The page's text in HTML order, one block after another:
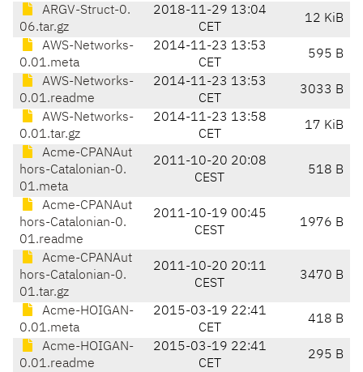
ARGV-Struct-0.
06.tar.gz
2018-11-29 13:04
CET
12 KiB
AWS-Networks-
0.01.meta
2014-11-23 13:53
CET
595 B
AWS-Networks-
0.01.readme
2014-11-23 13:53
CET
3033 B
AWS-Networks-
0.01.tar.gz
2014-11-23 13:58
CET
17 KiB
Acme-CPANAut
hors-Catalonian-0.
01.meta
2011-10-20 20:08
CEST
518 B
Acme-CPANAut
hors-Catalonian-0.
01.readme
2011-10-19 00:45
CEST
1976 B
Acme-CPANAut
hors-Catalonian-0.
01.tar.gz
2011-10-20 20:11
CEST
3470 B
Acme-HOIGAN-
0.01.meta
2015-03-19 22:41
CET
418 B
Acme-HOIGAN-
0.01.readme
2015-03-19 22:41
CET
295 B